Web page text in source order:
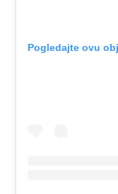
Pogledajte ovu